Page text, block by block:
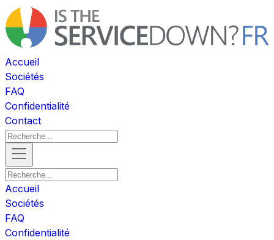
Accueil
Sociétés
FAQ
Confidentialité
Contact
Accueil
Sociétés
FAQ
Confidentialité